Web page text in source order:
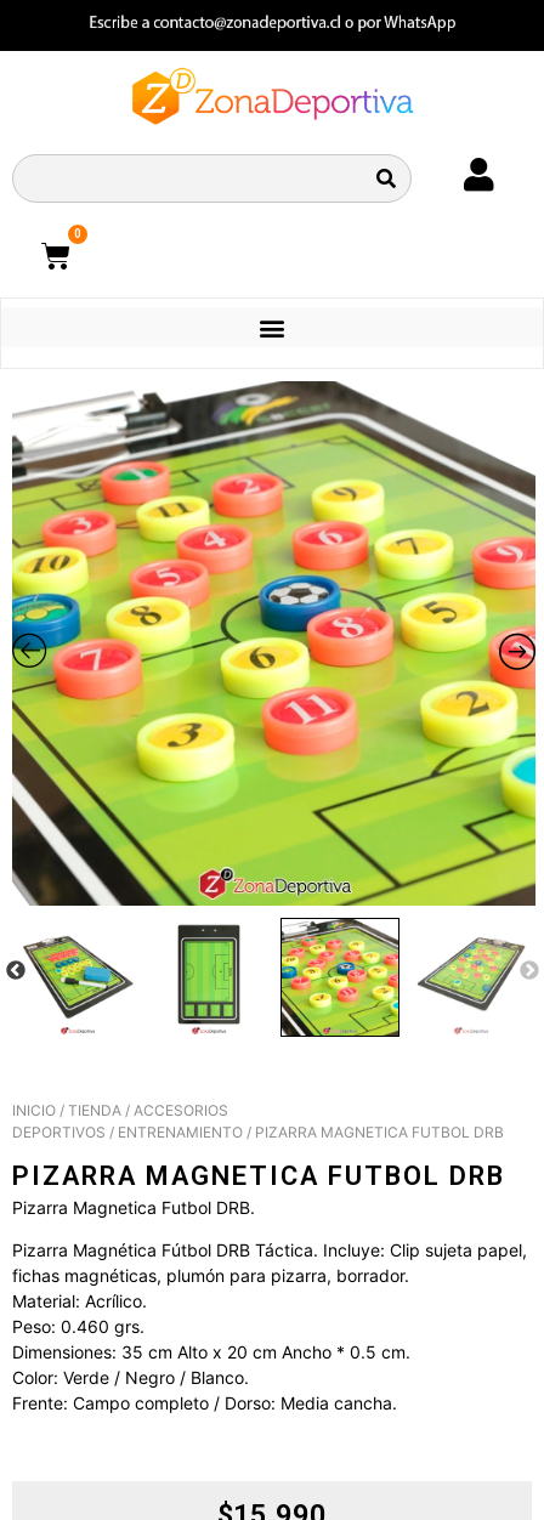
0
INICIO / TIENDA / ACCESORIOS
DEPORTIVOS / ENTRENAMIENTO / PIZARRA MAGNETICA FUTBOL DRB
PIZARRA MAGNETICA FUTBOL DRB
Pizarra Magnetica Futbol DRB.
Pizarra Magnética Fútbol DRB Táctica. Incluye: Clip sujeta papel,
fichas magnéticas, plumón para pizarra, borrador.
Material: Acrílico.
Peso: 0.460 grs.
Dimensiones: 35 cm Alto x 20 cm Ancho * 0.5 cm.
Color: Verde / Negro / Blanco.
Frente: Campo completo / Dorso: Media cancha.